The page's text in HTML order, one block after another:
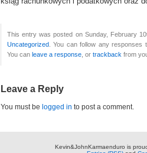
This entry was posted on Sunday, February
Uncategorized . You can follow any
You can leave a response , or trackback from
Leave a Reply
You must be logged in to post a comment.
Kevin&JohnKarmaenduro is